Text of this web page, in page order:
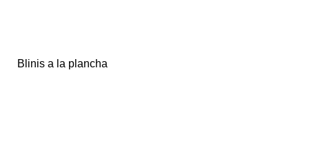
Blinis a la plancha